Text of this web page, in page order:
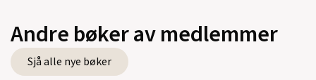
Andre bøker av medlemmer
Sjå alle nye bøker